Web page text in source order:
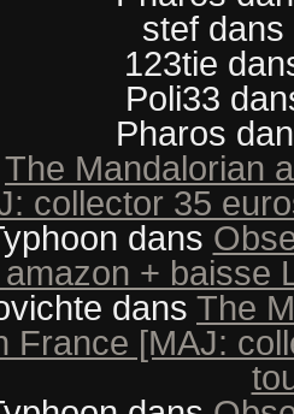
stef dans
123tie
Poli33
Pharos
The Mandalorian
collector 35
dans
+ baisse
dans The
France [MAJ: